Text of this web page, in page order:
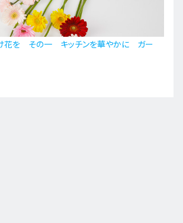
花を その一 キッチンを華やかに ガー